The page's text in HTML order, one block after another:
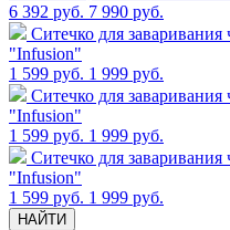
6 392 руб. 7 990 руб.
Cитечко для
"Infusion"
1 599 руб. 1 999 руб.
Cитечко для
"Infusion"
1 599 руб. 1 999 руб.
Cитечко для
"Infusion"
1 599 руб. 1 999 руб.
НАЙТИ